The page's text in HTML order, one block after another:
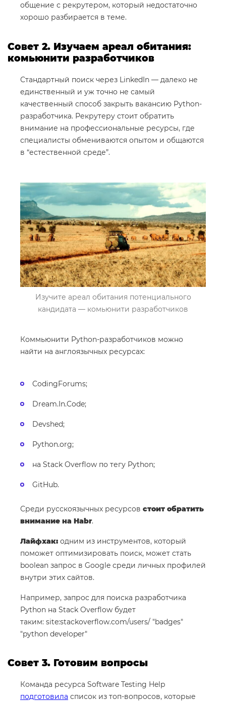
общение с рекрутером, который недостаточно
хорошо разбирается в теме.
Совет 2. Изучаем ареал обитания:
комьюнити разработчиков
Стандартный поиск через LinkedIn — далеко не
единственный и уж точно не самый
качественный способ закрыть вакансию Python-
разработчика. Рекрутеру стоит обратить
внимание на профессиональные ресурсы, где
специалисты обмениваются опытом и общаются
в “естественной среде”.
Изучите ареал обитания потенциального
кандидата — комьюнити разработчиков
Коммьюнити Python-разработчиков можно
найти на англоязычных ресурсах:
CodingForums;
Dream.In.Code;
Devshed;
Python.org;
на Stack Overflow по тегу Python;
GitHub.
Среди русскоязычных ресурсов стоит обратить
внимание на Habr.
Лайфхак: одним из инструментов, который
поможет оптимизировать поиск, может стать
boolean запрос в Google среди личных профилей
внутри этих сайтов.
Например, запрос для поиска разработчика
Python на Stack Overflow будет
таким: site:stackoverflow.com/users/ "badges"
"python developer"
Совет 3. Готовим вопросы
Команда ресурса Software Testing Help
подготовила список из топ-вопросов, которые